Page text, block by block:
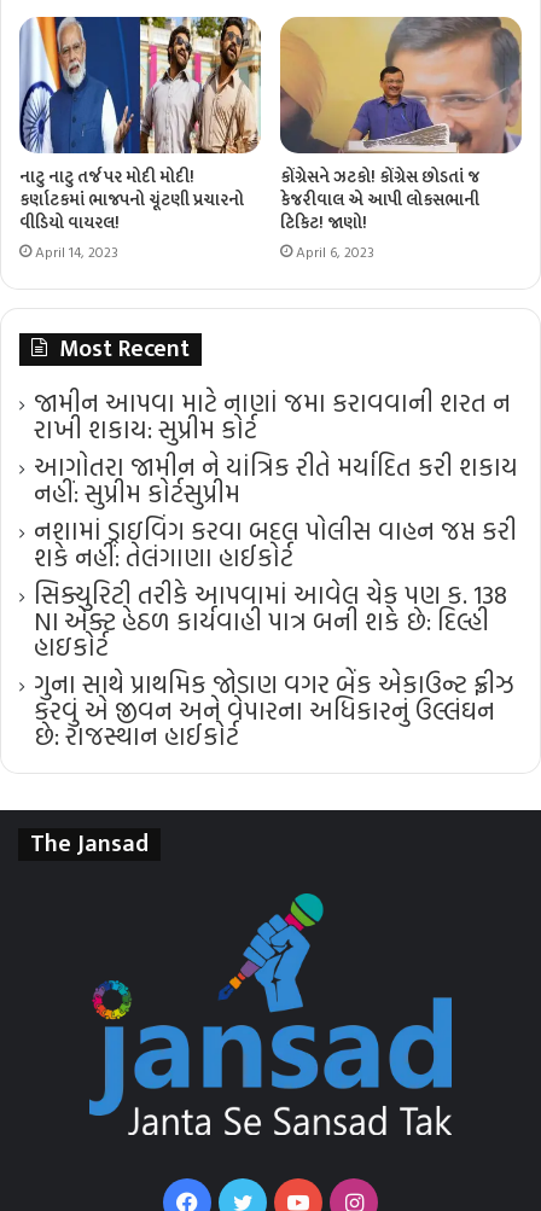
નાટુ નાટુ તર્જ પર મોદી મોદી!
કર્ણાટકમાં ભાજપનો ચૂંટણી પ્રચારનો
વીડિયો વાયરલ!
April 14, 2023
કોંગ્રેસને ઝટકો! કોંગ્રેસ છોડતાં જ
કેજરીવાલ એ આપી લોકસભાની
ટિકિટ! જાણો!
April 6, 2023
Most Recent
જામીન આપવા માટે નાણાં જમા કરાવવાની શરત ન
રાખી શકાય: સુપ્રીમ કોર્ટ
આગોતરા જામીન ને યાંત્રિક રીતે મર્યાદિત કરી શકાય
નહીં: સુપ્રીમ કોર્ટ​સુપ્રીમ
નશામાં ડ્રાઇવિંગ કરવા બદલ પોલીસ વાહન જપ્ત કરી
શકે નહીં: તેલંગાણા હાઈકોર્ટ
સિક્યુરિટી તરીકે આપવામાં આવેલ ચેક પણ ક. 138
NI એક્ટ હેઠળ કાર્યવાહી પાત્ર બની શકે છે: દિલ્હી
હાઇકોર્ટ
ગુના સાથે પ્રાથમિક જોડાણ વગર બેંક એકાઉન્ટ ફ્રીઝ
કરવું એ જીવન અને વેપારના અધિકારનું ઉલ્લંઘન
છે: રાજસ્થાન હાઈકોર્ટ
The Jansad
FacebookTwitterYouTubeInstagram